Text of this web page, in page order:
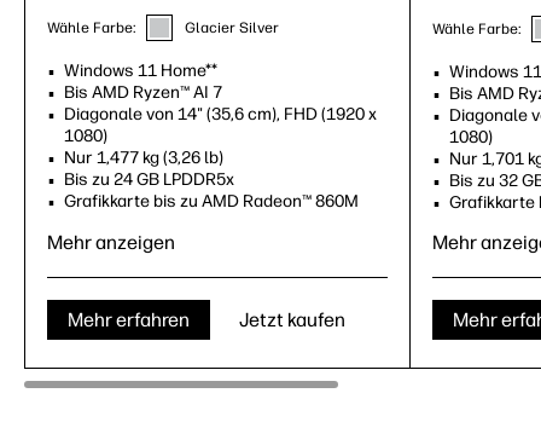
Wähle Farbe: Glacier Silver
Windows 11 Home**
Bis AMD Ryzen™ AI 7
Diagonale von 14" (35,6 cm), FHD (1920 x
1080)
Nur 1,477 kg (3,26 lb)
Bis zu 24 GB LPDDR5x
Grafikkarte bis zu AMD Radeon™ 860M
Mehr anzeigen
Mehr erfahren Jetzt kaufen
Wähle Farbe:
Windows
Bis AMD
Diagonale
1080)
Nur 1,701
Bis zu 32
Grafikkarte
Mehr
Mehr